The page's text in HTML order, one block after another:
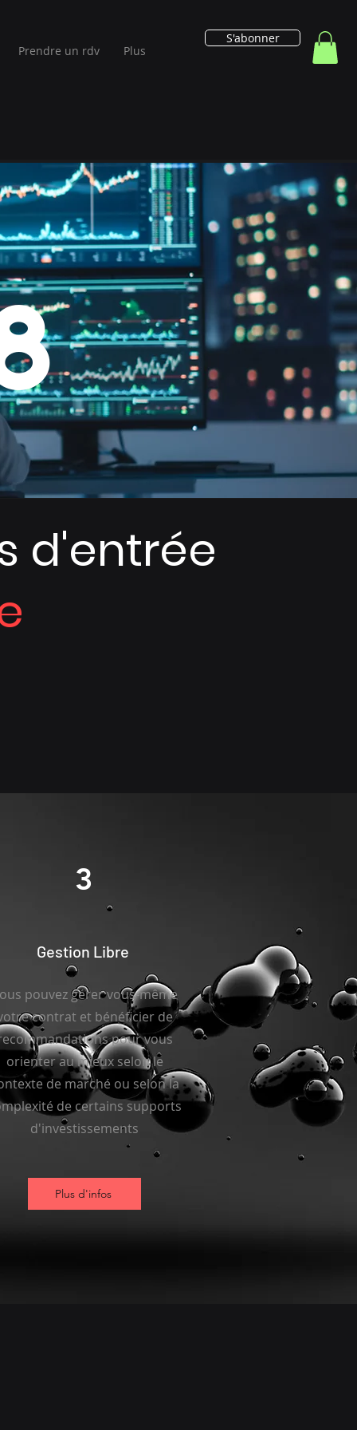
Prendre un rdv Plus
S'abonner
d'entrée
3
Gestion Libre
pouvez gérer vous-même
contrat et bénéficier de
pour vous
orienter au mieux selon le
de marché ou selon la
de certains supports
d'investissements
Plus d'infos